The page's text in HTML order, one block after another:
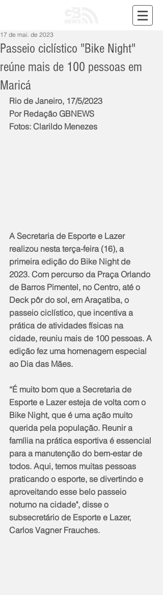
Passeio ciclístico "Bike Night"
reúne mais de 100 pessoas em
Maricá
17 de mai. de 2023
Rio de Janeiro, 17/5/2023
Por Redação GBNEWS
Fotos: Clarildo Menezes
A Secretaria de Esporte e Lazer
realizou nesta terça-feira (16), a
primeira edição do Bike Night de
2023. Com percurso da Praça Orlando
de Barros Pimentel, no Centro, até o
Deck pôr do sol, em Araçatiba, o
passeio ciclístico, que incentiva a
prática de atividades físicas na
cidade, reuniu mais de 100 pessoas. A
edição fez uma homenagem especial
ao Dia das Mães.
“É muito bom que a Secretaria de
Esporte e Lazer esteja de volta com o
Bike Night, que é uma ação muito
querida pela população. Reunir a
família na prática esportiva é essencial
para a manutenção do bem-estar de
todos. Aqui, temos muitas pessoas
praticando o esporte, se divertindo e
aproveitando esse belo passeio
noturno na cidade", disse o
subsecretário de Esporte e Lazer,
Carlos Vagner Frauches.